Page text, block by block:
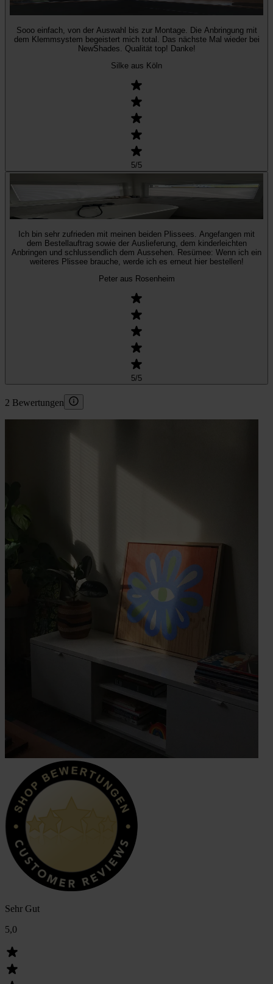
Sooo einfach, von der Auswahl bis zur Montage. Die Anbringung mit
dem Klemmsystem begeistert mich total. Das nächste Mal wieder bei
NewShades. Qualität top! Danke!
Silke aus Köln
5/5
Ich bin sehr zufrieden mit meinen beiden Plissees. Angefangen mit
dem Bestellauftrag sowie der Auslieferung, dem kinderleichten
Anbringen und schlussendlich dem Aussehen. Resümee: Wenn ich ein
weiteres Plissee brauche, werde ich es erneut hier bestellen!
Peter aus Rosenheim
5/5
2 Bewertungen
Sehr Gut
5,0